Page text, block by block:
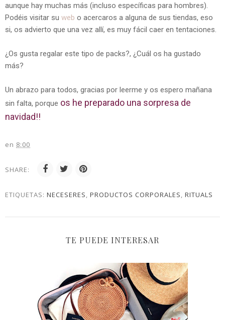
aunque hay muchas más (incluso específicas para hombres).
Podéis visitar su web o acercaros a alguna de sus tiendas, eso
si, os advierto que una vez allí, es muy fácil caer en tentaciones.
¿Os gusta regalar este tipo de packs?, ¿Cuál os ha gustado
más?
Un abrazo para todos, gracias por leerme y os espero mañana
sin falta, porque os he preparado una sorpresa de
navidad!!
en 8:00
SHARE:
ETIQUETAS: NECESERES PRODUCTOS CORPORALES RITUALS
TE PUEDE INTERESAR